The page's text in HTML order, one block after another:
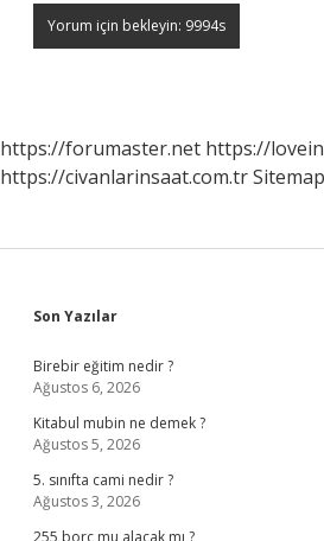
https://forumaster.net https://
https://civanlarinsaat.com.trSitemap
Sidebar
Son Yazılar
Birebir eğitim nedir ?
Ağustos 6, 2026
Kitabul mubin ne demek ?
Ağustos 5, 2026
5. sınıfta cami nedir ?
Ağustos 3, 2026
255 borç mu alacak mı ?